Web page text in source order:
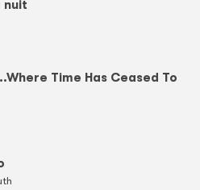
nuit
Time Has Ceased To